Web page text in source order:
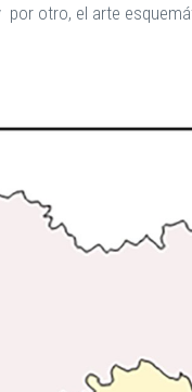
otro, el arte